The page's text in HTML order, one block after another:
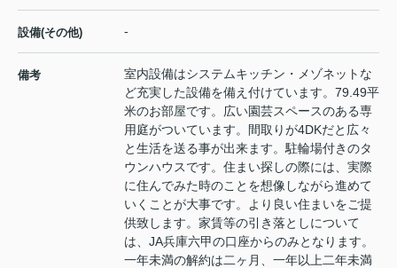
設備(その他) -
備考
室内設備はシステムキッチン・メゾネットな
ど充実した設備を備え付けています。79.49平
米のお部屋です。広い園芸スペースのある専
用庭がついています。間取りが4DKだと広々
と生活を送る事が出来ます。駐輪場付きのタ
ウンハウスです。住まい探しの際には、実際
に住んでみた時のことを想像しながら進めて
いくことが大事です。より良い住まいをご提
供致します。家賃等の引き落としについて
は、JA兵庫六甲の口座からのみとなります。
一年未満の解約は二ヶ月、一年以上二年未満